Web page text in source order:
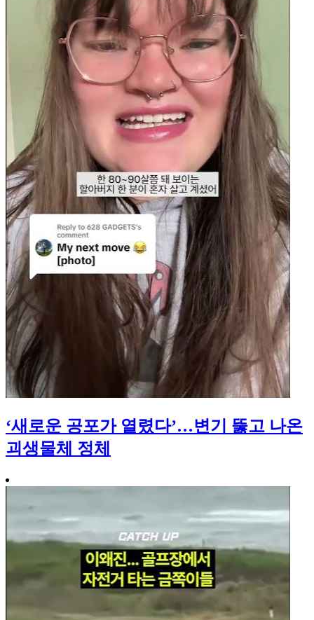
‘새로운 공포가 열렸다’…변기 뚫고 나온
괴생물체 정체